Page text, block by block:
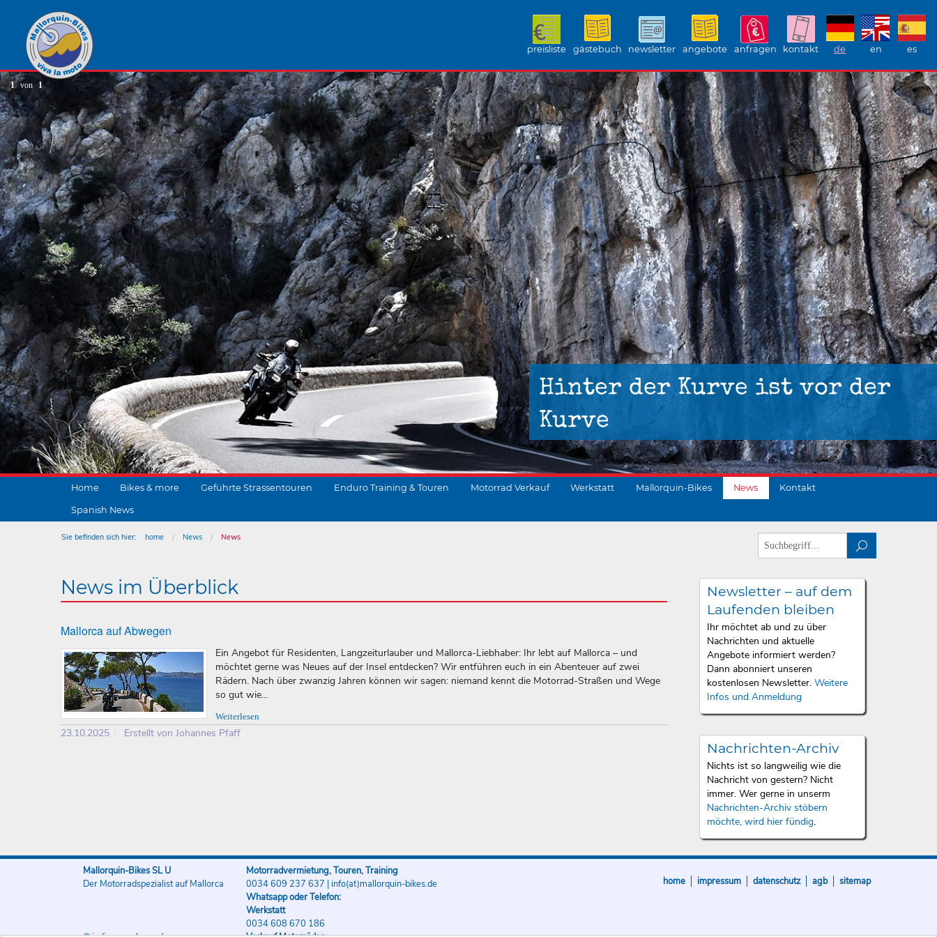
preisliste gästebuch newsletter angebote anfragen kontakt de en es
Hinter der Kurve ist vor der
Kurve
1 von 1
Home Bikes & more Geführte Strassentouren Enduro Training & Touren Motorrad Verkauf Werkstatt Mallorquin-Bikes News Kontakt
Spanish News
Sie befinden sich hier: home News
News
Newsletter – auf dem
Laufenden bleiben
Ihr möchtet ab und zu über
Nachrichten und aktuelle
Angebote informiert werden?
Dann abonniert unseren
kostenlosen Newsletter. Weitere
Infos und Anmeldung
Nachrichten-Archiv
Nichts ist so langweilig wie die
Nachricht von gestern? Nicht
immer. Wer gerne in unserm
Nachrichten-Archiv stöbern
möchte, wird hier fündig.
News im Überblick
Mallorca auf Abwegen
Ein Angebot für Residenten, Langzeiturlauber und Mallorca-Liebhaber: Ihr lebt auf Mallorca – und
möchtet gerne was Neues auf der Insel entdecken? Wir entführen euch in ein Abenteuer auf zwei
Rädern. Nach über zwanzig Jahren können wir sagen: niemand kennt die Motorrad-Straßen und Wege
so gut wie...
Weiterlesen
23.10.2025 Erstellt von Johannes Pfaff
Mallorquin-Bikes SL U
Der Motorradspezialist auf Mallorca
Motorradvermietung, Touren, Training
0034 609 237 637 |info(at)mallorquin-bikes.de
Whatsapp oder Telefon:
Werkstatt
0034 608 670 186
home impressum datenschutz agb sitemap